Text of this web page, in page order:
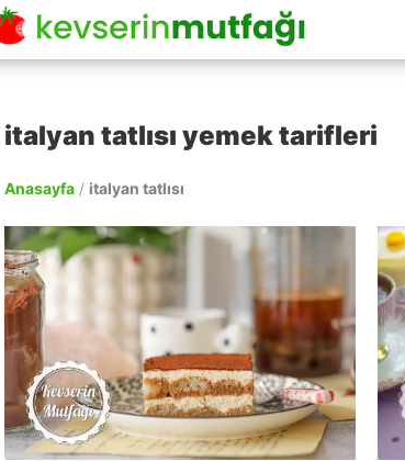
italyan tatlısı yemek tarifleri
Anasayfa / italyan tatlısı